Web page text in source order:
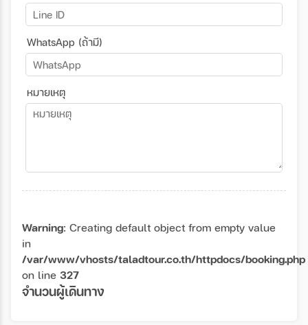
WhatsApp (ถ้ามี)
หมายเหตุ
Warning: Creating default object from empty value
in
/var/www/vhosts/taladtour.co.th/httpdocs/booking.php
on line 327
จำนวนผู้เดินทาง